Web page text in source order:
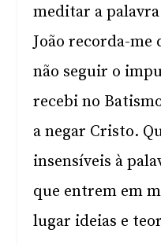
meditar a palavra
João recorda-me
não seguir o
recebi no
a negar Cristo.
insensíveis à
que entrem em
lugar ideias e